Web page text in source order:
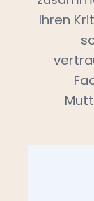
Ihren